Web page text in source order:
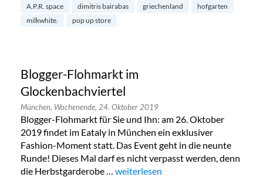
A.P.R. space dimitris bairabas griechenland
hofgarten
milkwhite.
pop up store
Blogger-Flohmarkt im
Glockenbachviertel
München, Wochenende, 24. Oktober 2019
Blogger-Flohmarkt für Sie und Ihn: am 26. Oktober
2019 findet im Eataly in München ein exklusiver
Fashion-Moment statt. Das Event geht in die neunte
Runde! Dieses Mal darf es nicht verpasst werden, denn
die Herbstgarderobe … „Blogger-Flohmarkt im
weiterlesen